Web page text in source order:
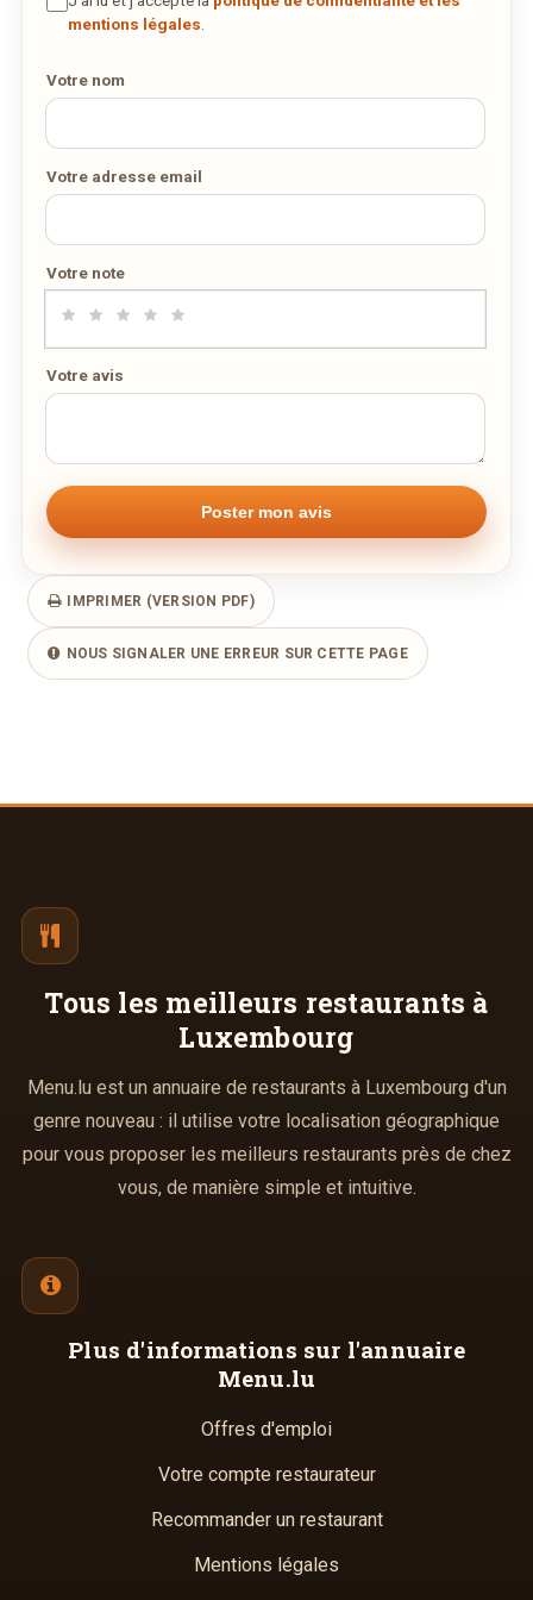
mentions légales
Votre nom
Votre adresse email
Votre note
Votre avis
IMPRIMER (VERSION PDF)
NOUS SIGNALER UNE ERREUR SUR CETTE PAGE
Tous les meilleurs restaurants à
Luxembourg
Menu.lu est un annuaire de restaurants à Luxembourg d'un
genre nouveau : il utilise votre localisation géographique
pour vous proposer les meilleurs restaurants près de chez
vous, de manière simple et intuitive.
Plus d'informations sur l'annuaire
Menu.lu
Offres d'emploi
Votre compte restaurateur
Recommander un restaurant
Mentions légales